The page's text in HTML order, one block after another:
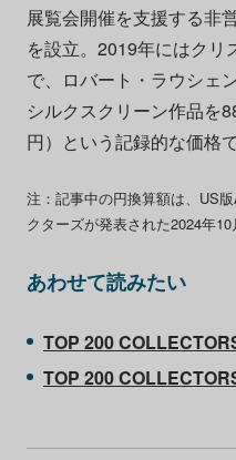
展覧会開催を支援する非
を設立。2019年にはクリ
で、ロバート・ラウシェ
シルクスクリーン作品を
円）という記録的な価格
注：記事中の円換算額は、US
クターズが発表された2024年10
あわせて読みたい
TOP 200
TOP 200